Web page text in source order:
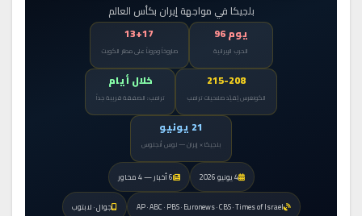
بلجيكا في مواجهة إيران بكأس العالم
يوم 96
الحرب الإيرانية
13+17
صاروخاً ودروناً على مطار الكويت
215-208
الكونغرس يُقيّد صلاحيات ترامب
خلال أيام
ترامب: الصفقة قريبة جداً
21 يونيو
بلجيكا × إيران — لوس أنجلوس
4 يونيو 2026 6 أخبار — 4 محاور
AP · ABC · PBS · Euronews · CBS · Times of Israel جوال · لابتوب